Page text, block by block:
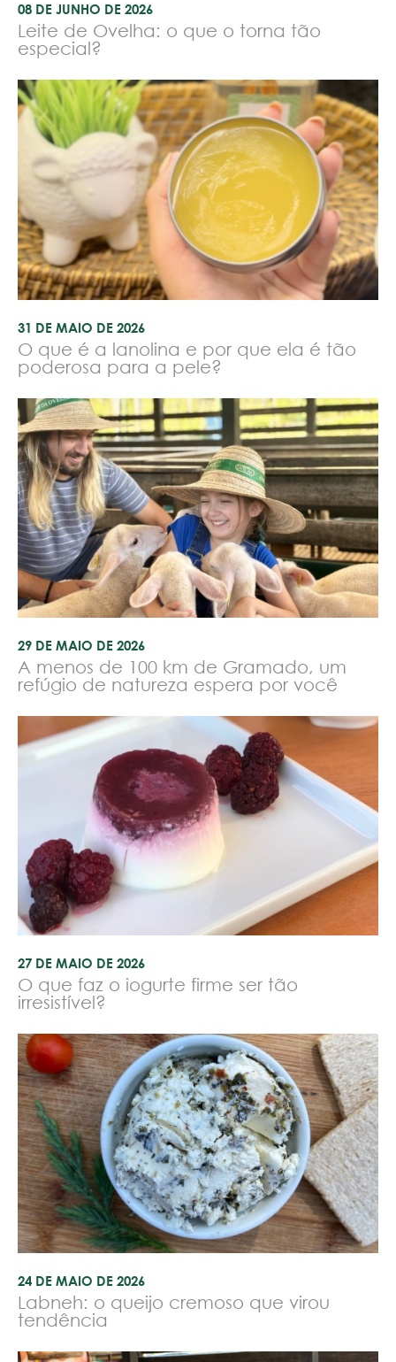
08 DE JUNHO DE 2026
Leite de Ovelha: o que o torna tão
especial?
31 DE MAIO DE 2026
O que é a lanolina e por que ela é tão
poderosa para a pele?
29 DE MAIO DE 2026
A menos de 100 km de Gramado, um
refúgio de natureza espera por você
27 DE MAIO DE 2026
O que faz o iogurte firme ser tão
irresistível?
24 DE MAIO DE 2026
Labneh: o queijo cremoso que virou
tendência